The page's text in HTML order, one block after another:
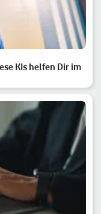
KIs helfen Dir im